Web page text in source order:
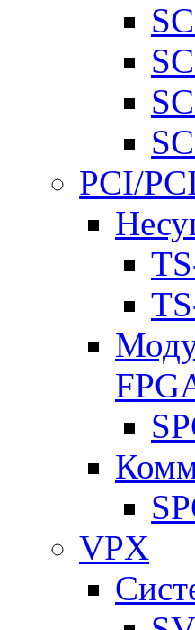
PCI/
VPX